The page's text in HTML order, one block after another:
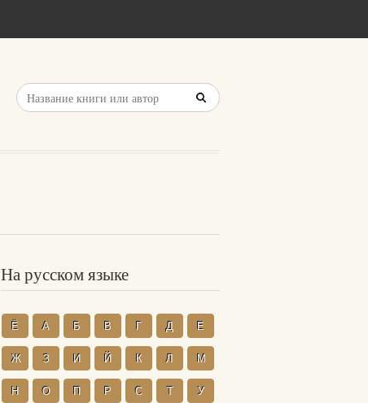
На русском языке
Ё А Б В Г Д Е
Ж З И Й К Л М
Н О П Р С Т У